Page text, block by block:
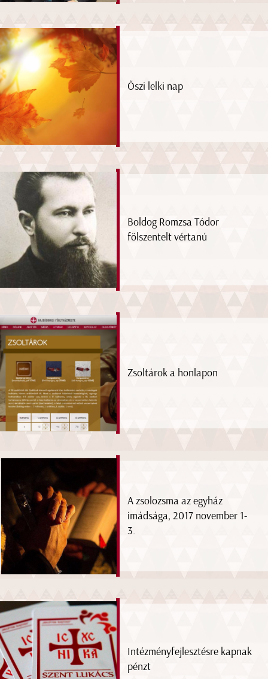
Őszi lelki nap
Boldog Romzsa Tódor
fölszentelt vértanú
Zsoltárok a honlapon
A zsolozsma az egyház
imádsága, 2017 november 1-
3.
Intézményfejlesztésre kapnak
pénzt